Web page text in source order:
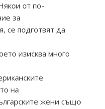
от по-
за
се подготвят да
изисква много
на
жени също